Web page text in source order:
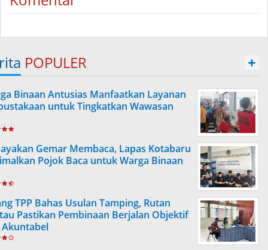
POPULER +
Binaan Antusias Manfaatkan Layanan
untuk Tingkatkan Wawasan
Gemar Membaca, Lapas Kotabaru
Pojok Baca untuk Warga Binaan
TPP Bahas Usulan Tamping, Rutan
Pastikan Pembinaan Berjalan Objektif